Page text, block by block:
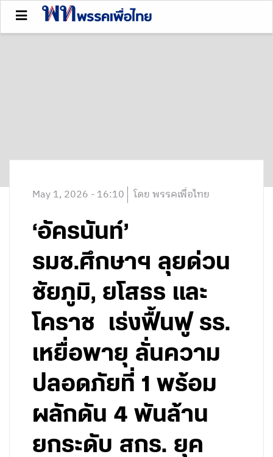
May 1, 2026 - 16:10 โดย พรรคเพื่อไทย
‘อัครนันท์’
รมช.ศึกษาฯ ลุยด่วน
ชัยภูมิ, ยโสธร และ
โคราช เร่งฟื้นฟู รร.
เหยื่อพายุ ลั่นความ
ปลอดภัยที่ 1 พร้อม
ผลักดัน 4 พันล้าน
ยกระดับ สกร. ยุค